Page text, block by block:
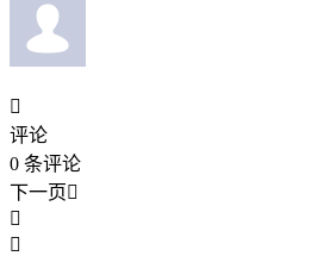

评论
0 条评论
下一页

